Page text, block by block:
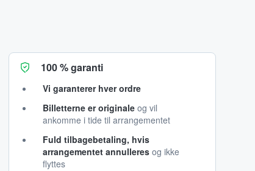
100 % garanti
Vi garanterer hver ordre
Billetterne er originale og vil
ankomme i tide til arrangementet
Fuld tilbagebetaling, hvis
arrangementet annulleres og ikke
flyttes